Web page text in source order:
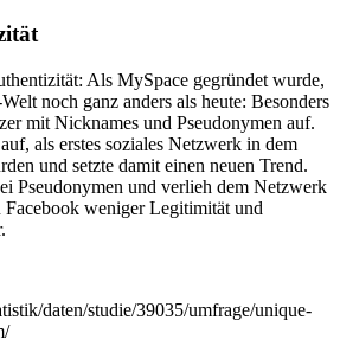
Als MySpace gegründet wurde,
noch ganz anders als heute: Besonders
mit Nicknames und Pseudonymen auf.
als erstes soziales Netzwerk in dem
und setzte damit einen neuen Trend.
Pseudonymen und verlieh dem Netzwerk
weniger Legitimität und
daten/studie/39035/umfrage/unique-